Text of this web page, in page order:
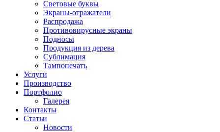
Световые буквы
Экраны-отражатели
Распродажа
Противовирусные экраны
Подносы
Продукция из дерева
Сублимация
Тампопечать
Услуги
Производство
Портфолио
Галерея
Контакты
Статьи
Новости